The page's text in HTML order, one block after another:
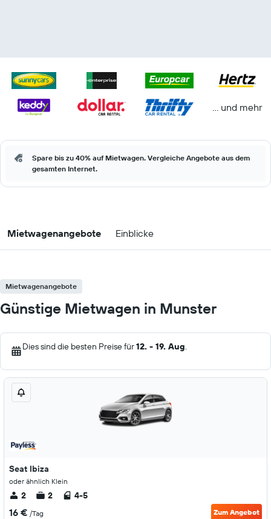
… und mehr
Spare bis zu 40% auf Mietwagen. Vergleiche Angebote aus dem
gesamten Internet.
Mietwagenangebote Einblicke
Mietwagenangebote
Günstige Mietwagen in Munster
Dies sind die besten Preise für12. - 19. Aug.
Seat Ibiza
oder ähnlich Klein
2 2 4-5
16 € /Tag Zum Angebot